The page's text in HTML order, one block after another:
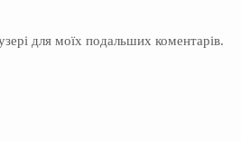
для моїх подальших коментарів.